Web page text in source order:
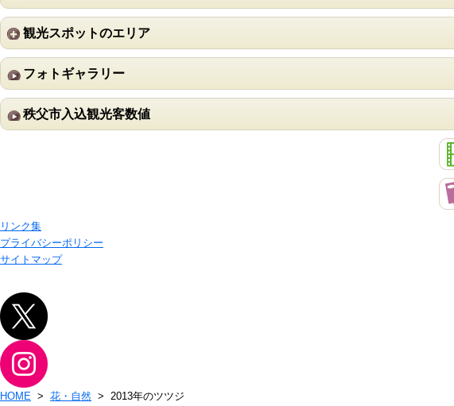
観光スポットのエリア
フォトギャラリー
秩父市入込観光客数値
リンク集
プライバシーポリシー
サイトマップ
HOME > 花・自然 > 2013年のツツジ